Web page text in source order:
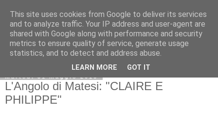
martedì 31 maggio 2016
L'Angolo di Matesi: "CLAIRE E
PHILIPPE"
This site uses cookies from Google to deliver its services
and to analyze traffic. Your IP address and user-agent are
shared with Google along with performance and security
metrics to ensure quality of service, generate usage
statistics, and to detect and address abuse.
LEARN MORE GOT IT